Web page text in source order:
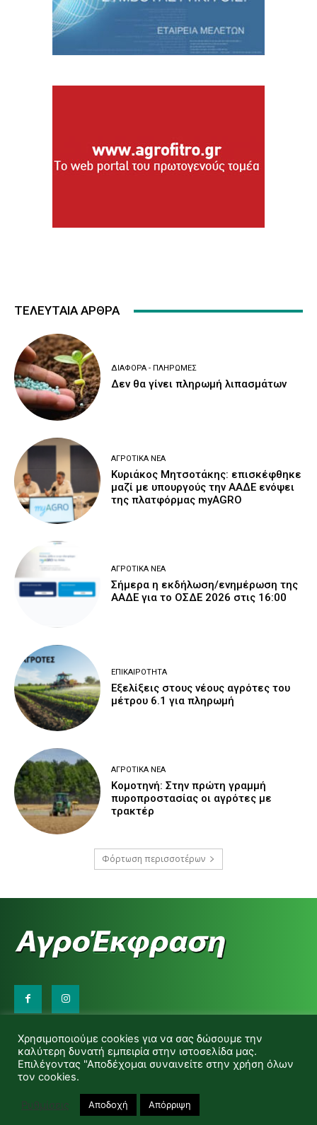
ΤΕΛΕΥΤΑΙΑ ΑΡΘΡΑ
ΔΙΆΦΟΡΑ - ΠΛΗΡΩΜΈΣ
Δεν θα γίνει πληρωμή λιπασμάτων
ΑΓΡΟΤΙΚΆ ΝΈΑ
Κυριάκος Μητσοτάκης: επισκέφθηκε
μαζί με υπουργούς την ΑΑΔΕ ενόψει
της πλατφόρμας myAGRO
ΑΓΡΟΤΙΚΆ ΝΈΑ
Σήμερα η εκδήλωση/ενημέρωση της
ΑΑΔΕ για το ΟΣΔΕ 2026 στις 16:00
ΕΠΙΚΑΙΡΌΤΗΤΑ
Εξελίξεις στους νέους αγρότες του
μέτρου 6.1 για πληρωμή
ΑΓΡΟΤΙΚΆ ΝΈΑ
Κομοτηνή: Στην πρώτη γραμμή
πυροπροστασίας οι αγρότες με
τρακτέρ
Φόρτωση περισσοτέρων
d.makas@yahoo.gr
info@agrofitro.gr
Μακάς Ντίνος
Χρησιμοποιούμε cookies για να σας δώσουμε την
καλύτερη δυνατή εμπειρία στην ιστοσελίδα μας.
Επιλέγοντας "Αποδέχομαι συναινείτε στην χρήση όλων
τον cookies.
Ρυθμίσεις Αποδοχή Απόρριψη